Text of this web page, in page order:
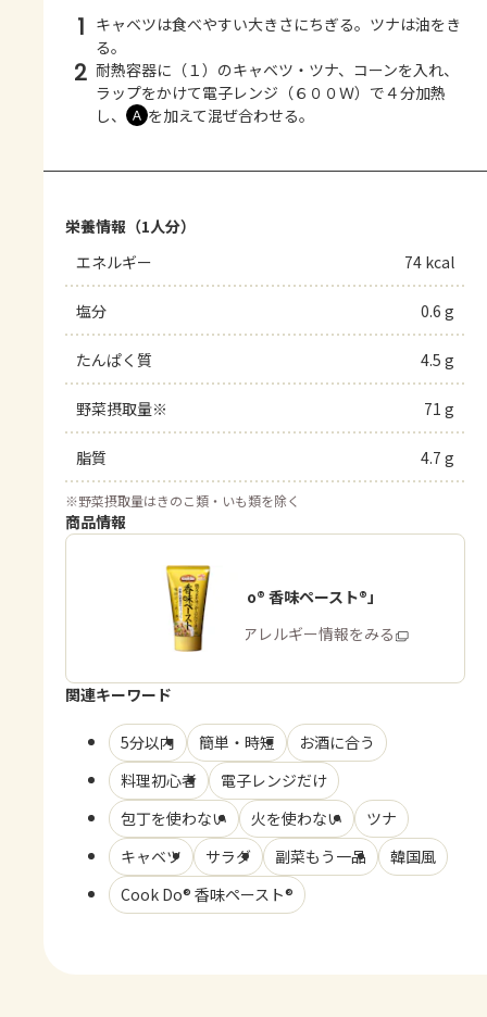
1 キャベツは食べやすい大きさにちぎる。ツナは油をき
る。
2 耐熱容器に（１）のキャベツ・ツナ、コーンを入れ、
ラップをかけて電子レンジ（６００Ｗ）で４分加熱
し、
Ａ を加えて混ぜ合わせる。
栄養情報（1人分）
エネルギー
74 kcal
塩分 0.6 g
たんぱく質 4.5 g
野菜摂取量※ 71 g
脂質 4.7 g
※野菜摂取量はきのこ類・いも類を除く
商品情報
「Cook Do® 香味ペースト®」
商品・アレルギー情報をみる
関連キーワード
5分以内 簡単・時短
お酒に合う
料理初心者
電子レンジだけ
包丁を使わない
火を使わない
ツナ
キャベツ
サラダ 副菜もう一品
韓国風
Cook Do® 香味ペースト®